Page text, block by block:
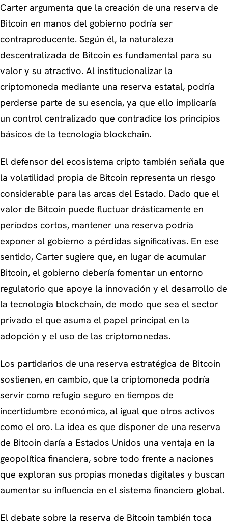
Carter argumenta que la creación de una reserva de
Bitcoin en manos del gobierno podría ser
contraproducente. Según él, la naturaleza
descentralizada de Bitcoin es fundamental para su
valor y su atractivo. Al institucionalizar la
criptomoneda mediante una reserva estatal, podría
perderse parte de su esencia, ya que ello implicaría
un control centralizado que contradice los principios
básicos de la tecnología blockchain.
El defensor del ecosistema cripto también señala que
la volatilidad propia de Bitcoin representa un riesgo
considerable para las arcas del Estado. Dado que el
valor de Bitcoin puede fluctuar drásticamente en
períodos cortos, mantener una reserva podría
exponer al gobierno a pérdidas significativas. En ese
sentido, Carter sugiere que, en lugar de acumular
Bitcoin, el gobierno debería fomentar un entorno
regulatorio que apoye la innovación y el desarrollo de
la tecnología blockchain, de modo que sea el sector
privado el que asuma el papel principal en la
adopción y el uso de las criptomonedas.
Los partidarios de una reserva estratégica de Bitcoin
sostienen, en cambio, que la criptomoneda podría
servir como refugio seguro en tiempos de
incertidumbre económica, al igual que otros activos
como el oro. La idea es que disponer de una reserva
de Bitcoin daría a Estados Unidos una ventaja en la
geopolítica financiera, sobre todo frente a naciones
que exploran sus propias monedas digitales y buscan
aumentar su influencia en el sistema financiero global.
El debate sobre la reserva de Bitcoin también toca